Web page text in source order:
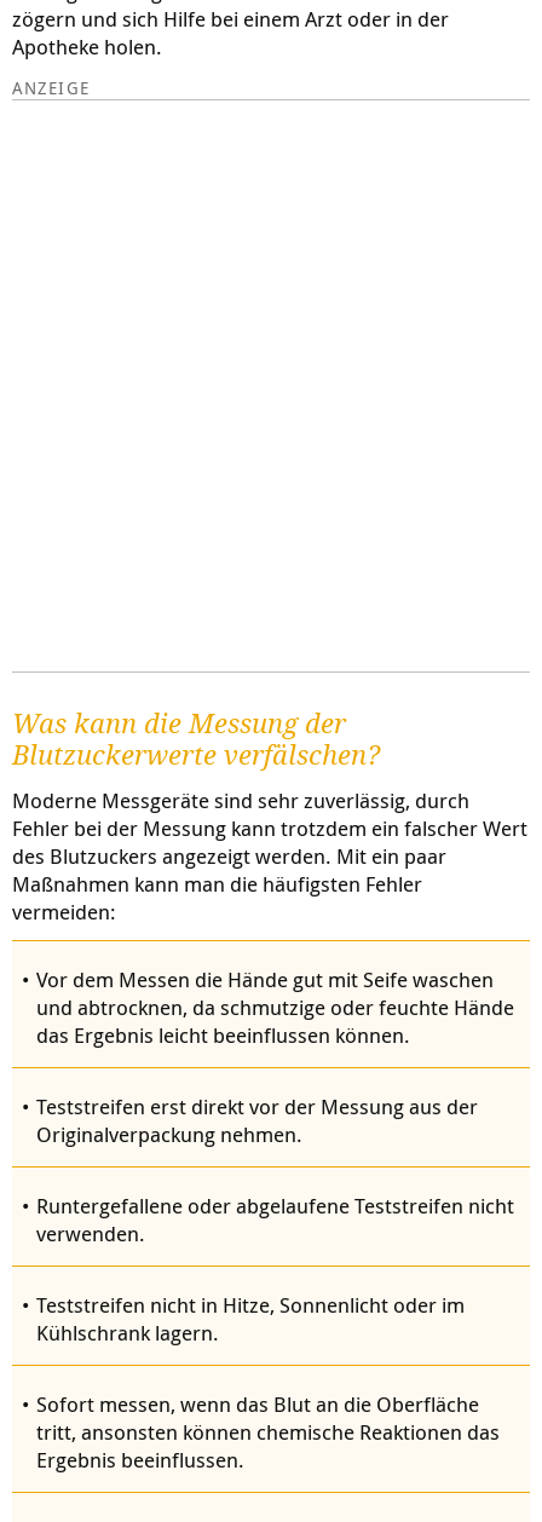
zögern und sich Hilfe bei einem Arzt oder in der
Apotheke holen.
Was kann die Messung der
Blutzuckerwerte verfälschen?
Moderne Messgeräte sind sehr zuverlässig, durch
Fehler bei der Messung kann trotzdem ein falscher Wert
des Blutzuckers angezeigt werden. Mit ein paar
Maßnahmen kann man die häufigsten Fehler
vermeiden:
Vor dem Messen die Hände gut mit Seife waschen
und abtrocknen, da schmutzige oder feuchte Hände
das Ergebnis leicht beeinflussen können.
Teststreifen erst direkt vor der Messung aus der
Originalverpackung nehmen.
Runtergefallene oder abgelaufene Teststreifen nicht
verwenden.
Teststreifen nicht in Hitze, Sonnenlicht oder im
Kühlschrank lagern.
Sofort messen, wenn das Blut an die Oberfläche
tritt, ansonsten können chemische Reaktionen das
Ergebnis beeinflussen.